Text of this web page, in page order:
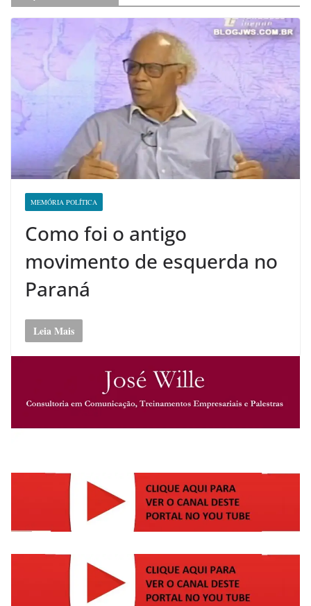
MEMÓRIA POLÍTICA
Como foi o antigo
movimento de esquerda no
Paraná
Leia Mais